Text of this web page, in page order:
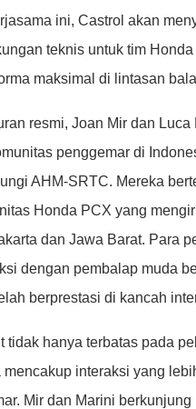
ini, Castrol akan
teknis untuk tim
maksimal di lintasan
resmi, Joan Mir dan Luca
penggemar di
AHM-SRTC. Mereka
Honda PCX yang
dan Jawa Barat. Para
dengan pembalap muda
berprestasi di kancah
tidak hanya terbatas pada
mencakup interaksi yang
Mir dan Marini berkunjung